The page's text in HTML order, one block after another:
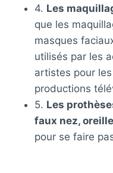
4. Les
que les
masques
utilisés par les
artistes pour
productions
5. Les
faux nez,
pour se faire